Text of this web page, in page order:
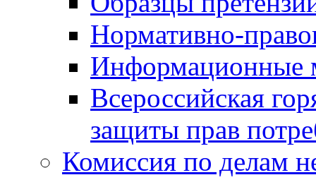
Нормативно-
Информационные
Всероссийская
защиты прав
Комиссия по делам